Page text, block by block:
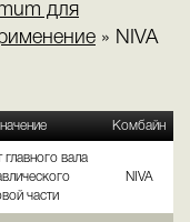
для
» NIVA
Комбайн
главного вала
части
NIVA